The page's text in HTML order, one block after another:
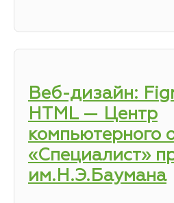
Веб-дизайн:
HTML — Центр
компьютерного
«Специалист»
им.Н.Э.Баумана